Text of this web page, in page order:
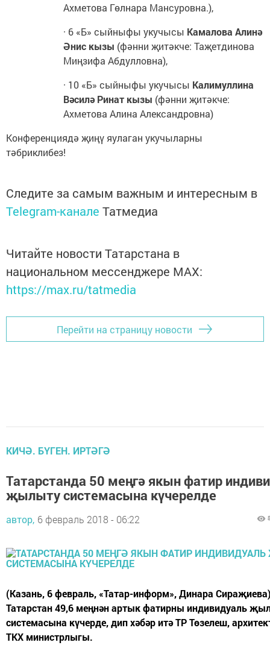
Ахметова Гөлнара Мансуровна.),
· 6 «Б» сыйныфы укучысы Камалова Алинә
Әнис кызы (фәнни җитәкче: Таҗетдинова
Миңзифа Абдулловна),
· 10 «Б» сыйныфы укучысы Калимуллина
Вәсилә Ринат кызы (фәнни җитәкче:
Ахметова Алина Александровна)
Конференциядә җиңү яулаган укучыларны
тәбриклибез!
Следите за самым важным и интересным в
Telegram-канале Татмедиа
Читайте новости Татарстана в
национальном мессенджере MАХ:
https://max.ru/tatmedia
Перейти на страницу новости
КИЧӘ. БҮГЕН. ИРТӘГӘ
Татарстанда 50 меңгә якын фатир
җылыту системасына күчерелде
автор, 6 февраль 2018 - 06:22
(Казань, 6 февраль, «Татар-информ», Динара
Татарстан 49,6 меңнән артык фатирны индивидуаль
системасына күчерде, дип хәбәр итә ТР Төзелеш,
ТКХ министрлыгы.